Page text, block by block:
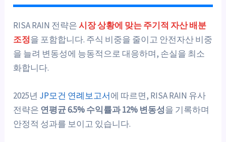
RISA RAIN 전략은시장 상황에 맞는 주기적 자산 배분
조정을 포함합니다. 주식 비중을 줄이고 안전자산 비중
을 늘려 변동성에 능동적으로 대응하며, 손실을 최소
화합니다.
2025년 JP모건 연례보고서에 따르면, RISA RAIN 유사
전략은 연평균 6.5% 수익률과 12% 변동성을 기록하며
안정적 성과를 보이고 있습니다.